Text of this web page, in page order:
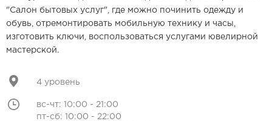
"Салон бытовых услуг", где можно починить одежду и
обувь, отремонтировать мобильную технику и часы,
изготовить ключи, воспользоваться услугами ювелирной
мастерской.
4 уровень
вс-чт: 10:00 - 21:00
пт-сб: 10:00 - 22:00